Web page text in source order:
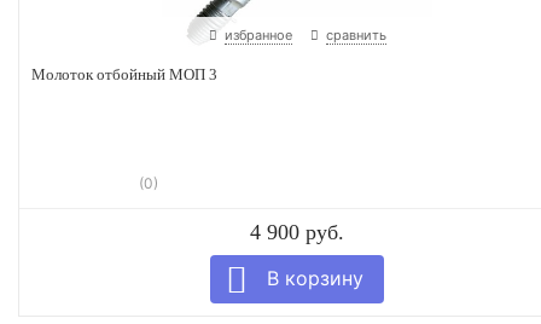
избранное сравнить
Молоток отбойный МОП 3
(0)
4 900 руб.